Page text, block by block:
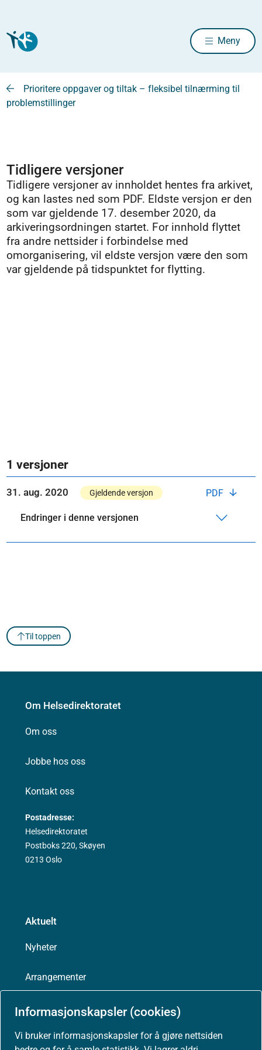
Informasjonskapsler (cookies)
Vi bruker informasjonskapsler for å gjøre nettsiden
Meny
Prioritere oppgaver og tiltak – fleksibel tilnærming til
problemstillinger
Tidligere versjoner
Tidligere versjoner av innholdet hentes fra arkivet,
og kan lastes ned som PDF. Eldste versjon er den
som var gjeldende 17. desember 2020, da
arkiveringsordningen startet. For innhold flyttet
fra andre nettsider i forbindelse med
omorganisering, vil eldste versjon være den som
var gjeldende på tidspunktet for flytting.
1 versjoner
PDF
31. aug. 2020 Gjeldende versjon
Endringer i denne versjonen
Til toppen
Om Helsedirektoratet
Om oss
Jobbe hos oss
Kontakt oss
Postadresse:
Helsedirektoratet
Postboks 220, Skøyen
0213 Oslo
Aktuelt
Nyheter
Arrangementer
Høringer
Presse